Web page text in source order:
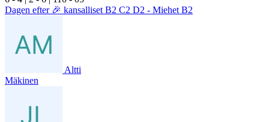
Dagen efter 🎉 kansalliset B2 C2 D2 - Miehet B2
Altti
Mäkinen